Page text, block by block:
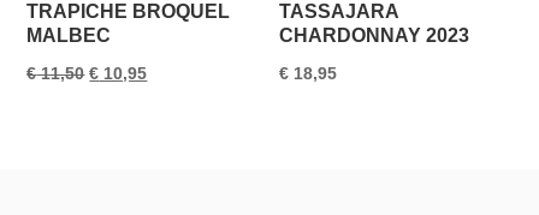
TRAPICHE BROQUEL
MALBEC
€11,50 Oorspronkelijke
€ 10,95Huidige
TASSAJARA
CHARDONNAY 2023
€ 18,95